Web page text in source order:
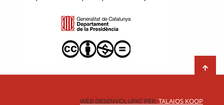
WEB DESENVOLUPAT PER:TALAIOS KOOP